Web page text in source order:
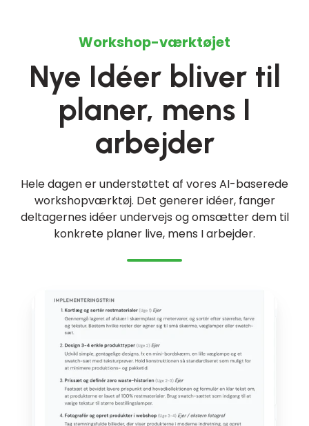
Workshop-værktøjet
Nye Idéer bliver til
planer, mens I
arbejder
Hele dagen er understøttet af vores AI-baserede
workshopværktøj. Det generer idéer, fanger
deltagernes idéer undervejs og omsætter dem til
konkrete planer live, mens I arbejder.
Detailplaner